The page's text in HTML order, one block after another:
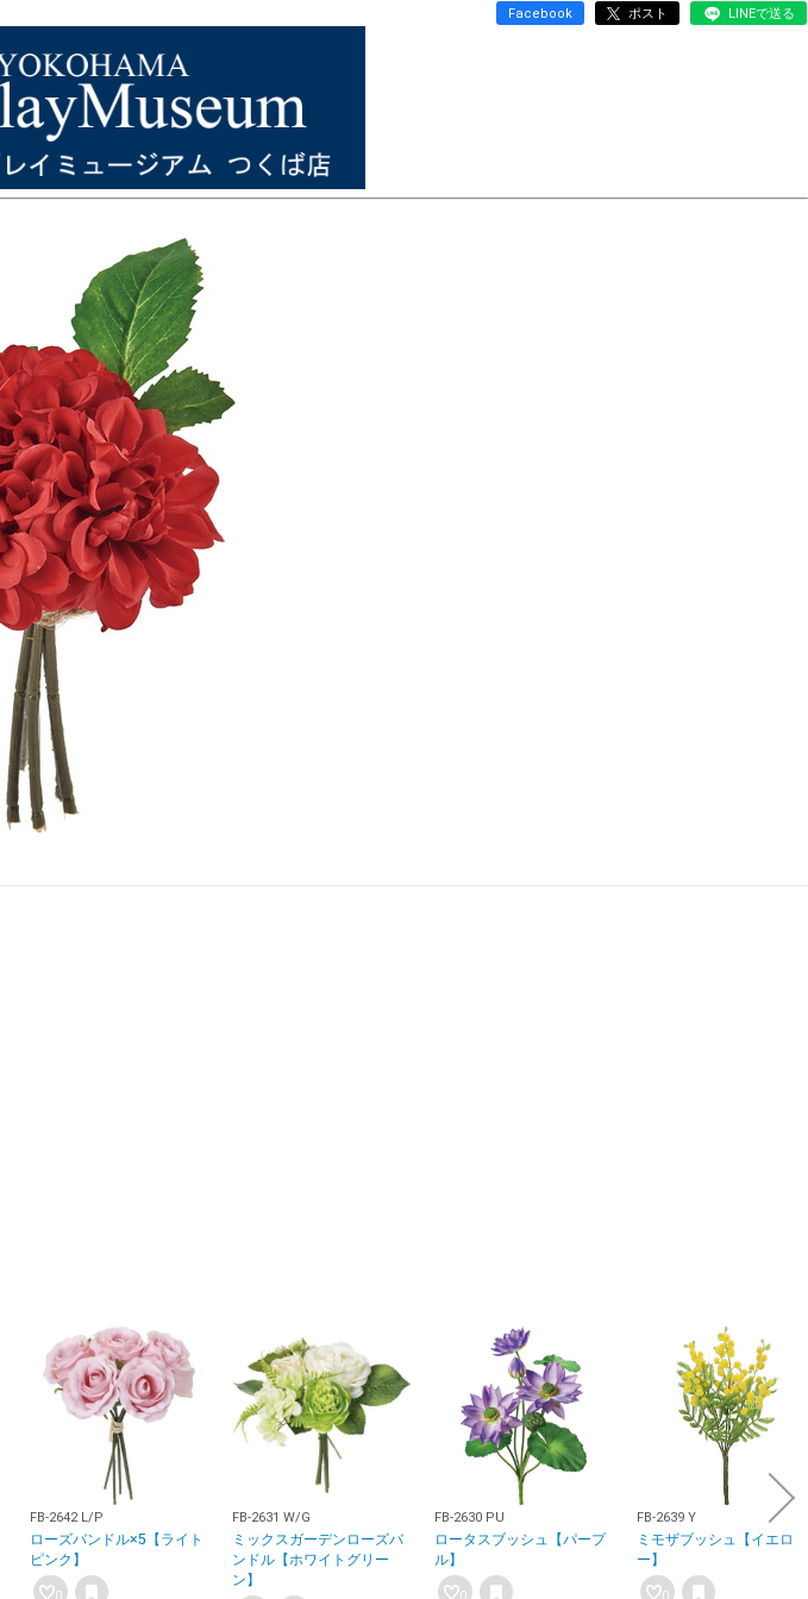
Facebook ポスト LINEで送る
FB-2642 L/P
ローズバンドル×5【ライト
ピンク】
0
FB-2631 W/G
ミックスガーデンローズバ
ンドル【ホワイトグリー
ン】
FB-2630 PU
ロータスブッシュ【パープ
ル】
0
FB-2639 Y
ミモザブッシュ【イエロ
ー】
0